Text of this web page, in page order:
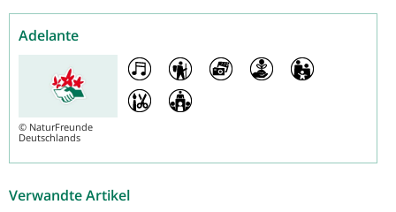
Adelante
© NaturFreunde
Deutschlands
Verwandte Artikel